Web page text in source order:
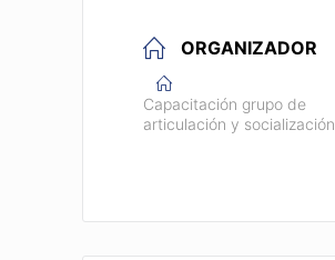
ORGANIZADOR
Capacitación grupo de
articulación y socialización